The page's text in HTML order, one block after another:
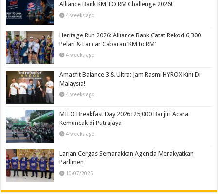
Alliance Bank KM TO RM Challenge 2026!
4 weeks ago
Heritage Run 2026: Alliance Bank Catat Rekod 6,300
Pelari & Lancar Cabaran ‘KM to RM’
4 weeks ago
Amazfit Balance 3 & Ultra: Jam Rasmi HYROX Kini Di
Malaysia!
4 weeks ago
MILO Breakfast Day 2026: 25,000 Banjiri Acara
Kemuncak di Putrajaya
4 weeks ago
Larian Cergas Semarakkan Agenda Merakyatkan
Parlimen
10/07/2026